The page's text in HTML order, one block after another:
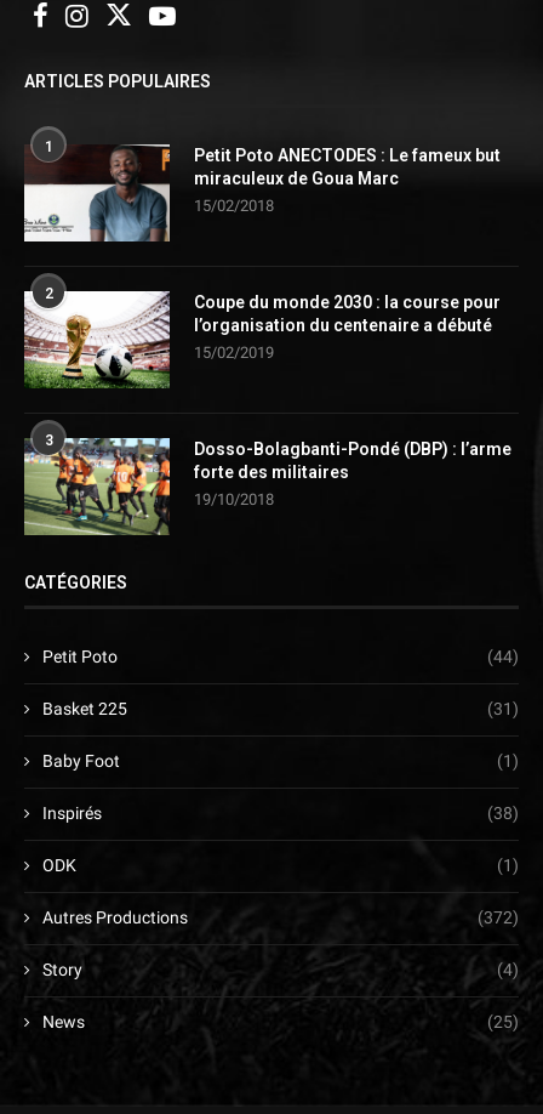
ARTICLES POPULAIRES
1
Petit Poto ANECTODES : Le fameux but
miraculeux de Goua Marc
15/02/2018
2
Coupe du monde 2030 : la course pour
l’organisation du centenaire a débuté
15/02/2019
3
Dosso-Bolagbanti-Pondé (DBP) : l’arme
forte des militaires
19/10/2018
CATÉGORIES
Petit Poto (44)
Basket 225 (31)
Baby Foot (1)
Inspirés (38)
ODK (1)
Autres Productions (372)
Story (4)
News (25)